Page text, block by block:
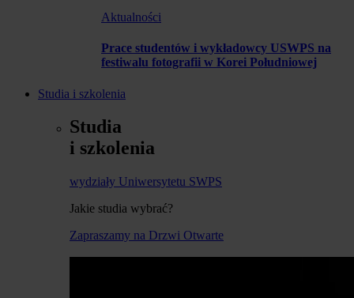
Aktualności
Prace studentów i wykładowcy USWPS na
festiwalu fotografii w Korei Południowej
Studia i szkolenia
Studia
i szkolenia
wydziały Uniwersytetu SWPS
Jakie studia wybrać?
Zapraszamy na Drzwi Otwarte